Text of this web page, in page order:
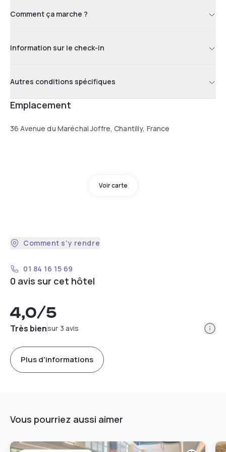
Comment ça marche ?
Information sur le check-in
Autres conditions spécifiques
Emplacement
36 Avenue du Maréchal Joffre, Chantilly, France
Voir carte
Comment s'y rendre
01 84 16 15 69
0 avis sur cet hôtel
4,0/5
Très biensur 3 avis
Plus d'informations
Vous pourriez aussi aimer